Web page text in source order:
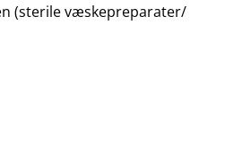
(sterile væskepreparater​/​